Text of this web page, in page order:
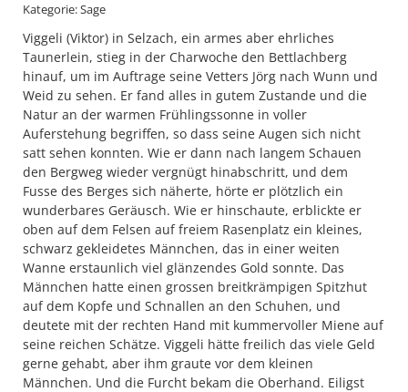
Kategorie: Sage
Viggeli (Viktor) in Selzach, ein armes aber ehrliches
Taunerlein, stieg in der Charwoche den Bettlachberg
hinauf, um im Auftrage seine Vetters Jörg nach Wunn und
Weid zu sehen. Er fand alles in gutem Zustande und die
Natur an der warmen Frühlingssonne in voller
Auferstehung begriffen, so dass seine Augen sich nicht
satt sehen konnten. Wie er dann nach langem Schauen
den Bergweg wieder vergnügt hinabschritt, und dem
Fusse des Berges sich näherte, hörte er plötzlich ein
wunderbares Geräusch. Wie er hinschaute, erblickte er
oben auf dem Felsen auf freiem Rasenplatz ein kleines,
schwarz gekleidetes Männchen, das in einer weiten
Wanne erstaunlich viel glänzendes Gold sonnte. Das
Männchen hatte einen grossen breitkrämpigen Spitzhut
auf dem Kopfe und Schnallen an den Schuhen, und
deutete mit der rechten Hand mit kummervoller Miene auf
seine reichen Schätze. Viggeli hätte freilich das viele Geld
gerne gehabt, aber ihm graute vor dem kleinen
Männchen. Und die Furcht bekam die Oberhand. Eiligst